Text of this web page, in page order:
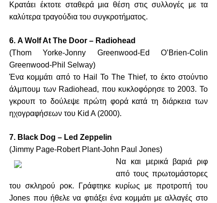
Κρατάει έκτοτε σταθερά μια θέση στις συλλογές με τα
καλύτερα τραγούδια του συγκροτήματος.
6. A Wolf At The Door – Radiohead
(Thom Yorke-Jonny Greenwood-Ed O’Brien-Colin
Greenwood-Phil Selway)
Ένα κομμάτι από το Hail To The Thief, το έκτο στούντιο
άλμπουμ των Radiohead, που κυκλοφόρησε το 2003. Το
γκρουπ το δούλεψε πρώτη φορά κατά τη διάρκεια των
ηχογραφήσεων του Kid A (2000).
7. Black Dog – Led Zeppelin
(Jimmy Page-Robert Plant-John Paul Jones)
Να και μερικά βαριά ριφ
από τους πρωτομάστορες
του σκληρού ροκ. Γράφτηκε κυρίως με προτροπή του
Jones που ήθελε να φτιάξει ένα κομμάτι με αλλαγές στο